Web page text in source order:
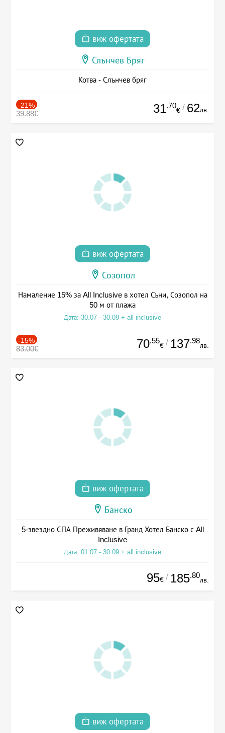
виж офертата
Слънчев Бряг
Котва - Слънчев бряг
-21%
39.88€ 31.70
€ / 62лв.
виж офертата
Созопол
Намаление 15% за All Inclusive в хотел Съни, Созопол на
50 м от плажа
Дата: 30.07 - 30.09 + all inclusive
-15%
83.00€ 70.55
€ / 137.98
лв.
виж офертата
Банско
5-звездно СПА Преживяване в Гранд Хотел Банско с All
Inclusive
Дата: 01.07 - 30.09 + all inclusive
95€ / 185.80
лв.
виж офертата